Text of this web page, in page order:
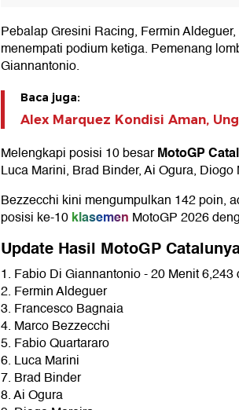
Pebalap Gresini Racing, Fermin
menempati podium ketiga. Pemenang
Giannantonio.
Baca juga:
Alex Marquez Kondisi Aman,
Melengkapi posisi 10 besarMotoGP
Luca Marini, Brad Binder, Ai Ogura,
Bezzecchi kini mengumpulkan 142 poin,
posisi ke-10klasemen MotoGP 2026
Update Hasil MotoGP
1. Fabio Di Giannantonio - 20 Menit 6,243
2. Fermin Aldeguer
3. Francesco Bagnaia
4. Marco Bezzecchi
5. Fabio Quartararo
6. Luca Marini
7. Brad Binder
8. Ai Ogura